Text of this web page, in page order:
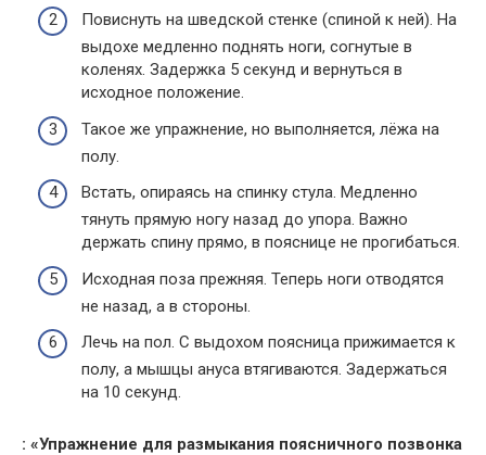
Повиснуть на шведской стенке (спиной к ней). На
выдохе медленно поднять ноги, согнутые в
коленях. Задержка 5 секунд и вернуться в
исходное положение.
Такое же упражнение, но выполняется, лёжа на
полу.
Встать, опираясь на спинку стула. Медленно
тянуть прямую ногу назад до упора. Важно
держать спину прямо, в пояснице не прогибаться.
Исходная поза прежняя. Теперь ноги отводятся
не назад, а в стороны.
Лечь на пол. С выдохом поясница прижимается к
полу, а мышцы ануса втягиваются. Задержаться
на 10 секунд.
: «Упражнение для размыкания поясничного позвонка